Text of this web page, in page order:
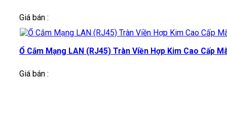
Giá bán :
Ổ Cắm Mạng LAN (RJ45) Tràn Viền Hợp Kim Cao Cấp
Giá bán :